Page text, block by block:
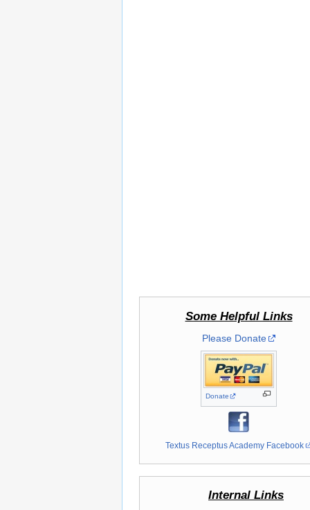
Some Helpful Links
Please Donate
Donate
Textus Receptus Academy Facebook
Internal Links